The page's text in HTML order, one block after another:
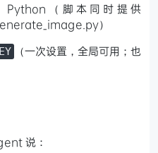
Python（脚本同时提供
）
（一次设置，全局可用；也
说：